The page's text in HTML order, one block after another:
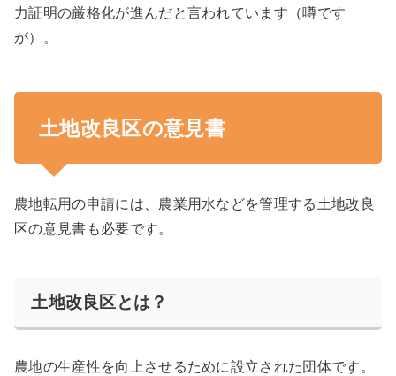
力証明の厳格化が進んだと言われています（噂です
が）。
土地改良区の意見書
農地転用の申請には、農業用水などを管理する土地改良
区の意見書も必要です。
土地改良区とは？
農地の生産性を向上させるために設立された団体です。